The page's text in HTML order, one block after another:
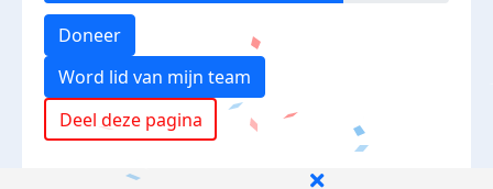
Doneer
Word lid van mijn team
Deel deze pagina